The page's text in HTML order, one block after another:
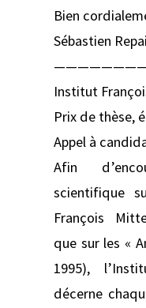
Bien
Sébastien
Institut
Prix de thèse,
Appel à
Afin
scientifique
François
que sur les «
1995),
décerne